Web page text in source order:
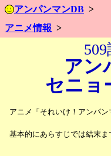
アンパンマンDB
アニメ情報
アン
セニョ
アニメ「それいけ！アンパ
基本的にあらすじでは結末